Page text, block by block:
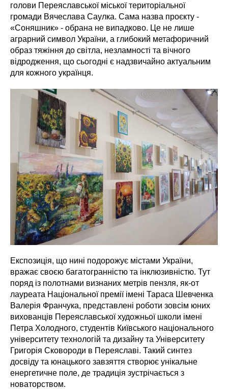
голови Переяславської міської територіальної
громади Вячеслава Саулка. Сама назва проєкту -
«Соняшник» - обрана не випадково. Це не лише
аграрний символ України, а глибокий метафоричний
образ тяжіння до світла, незламності та вічного
відродження, що сьогодні є надзвичайно актуальним
для кожного українця.
Експозиція, що нині подорожує містами України,
вражає своєю багатогранністю та інклюзивністю. Тут
поряд із полотнами визнаних метрів пензля, як-от
лауреата Національної премії імені Тараса Шевченка
Валерія Франчука, представлені роботи зовсім юних
вихованців Переяславської художньої школи імені
Петра Холодного, студентів Київського національного
університету технологій та дизайну та Університету
Григорія Сковороди в Переяславі. Такий синтез
досвіду та юнацького завзяття створює унікальне
енергетичне поле, де традиція зустрічається з
новаторством.